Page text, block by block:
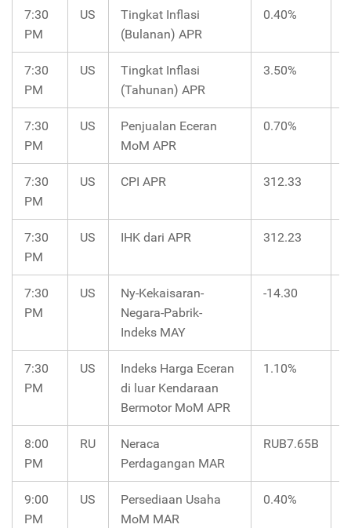
7:30
PM
US
Tingkat Inflasi
(Bulanan) APR
0.40%
7:30
PM
US
Tingkat Inflasi
(Tahunan) APR
3.50%
7:30
PM
US
Penjualan Eceran
MoM APR
0.70%
7:30
PM
US CPI APR 312.33
7:30
PM
US IHK dari APR 312.23
7:30
PM
US
Ny-Kekaisaran-
Negara-Pabrik-
Indeks MAY
-14.30
7:30
PM
US
Indeks Harga Eceran
di luar Kendaraan
Bermotor MoM APR
1.10%
8:00
PM
RU
Neraca
Perdagangan MAR
RUB7.65B
9:00
PM
US
Persediaan Usaha
MoM MAR
0.40%